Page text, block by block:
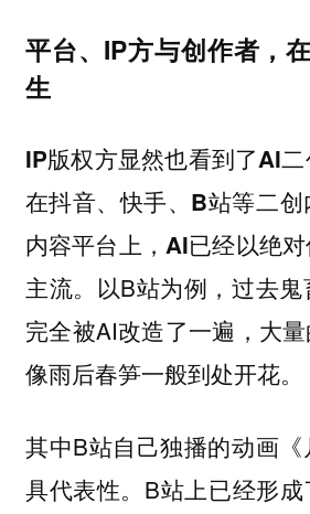
平台、 IP方与创作者，
生
IP版权方显然也看到了AI二
在抖音、快手、B站等二
内容平台上，AI已经以绝
主流。 以B站为例，过去
完全被AI改造了一遍，大
像雨后春笋一般到处开花。
其中B站自己独播的动画
具代表性。B站上已经形